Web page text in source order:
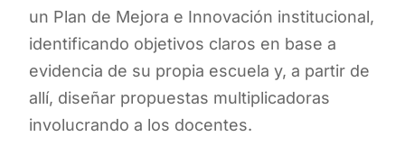
un Plan de Mejora e Innovación institucional,
identificando objetivos claros en base a
evidencia de su propia escuela y, a partir de
allí, diseñar propuestas multiplicadoras
involucrando a los docentes.